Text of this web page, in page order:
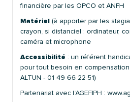
financière par les OPCO et ANFH
Matériel (à apporter par les
crayon, si distanciel : ordinateur,
caméra et microphone
Accessibilité : un référent
pour tout besoin en
ALTUN - 01 49 66 22 51)
Partenariat avec l'AGEFIPH :